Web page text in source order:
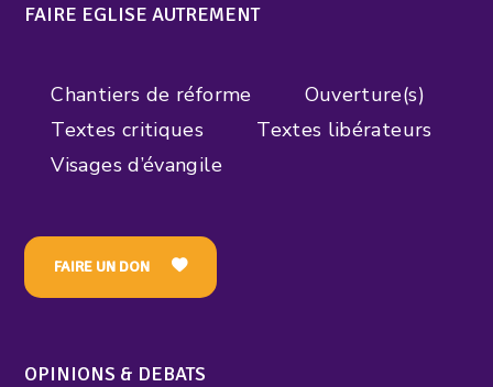
FAIRE EGLISE AUTREMENT
Chantiers de réforme
Ouverture(s)
Textes critiques
Textes libérateurs
Visages d’évangile
FAIRE UN DON
OPINIONS & DEBATS